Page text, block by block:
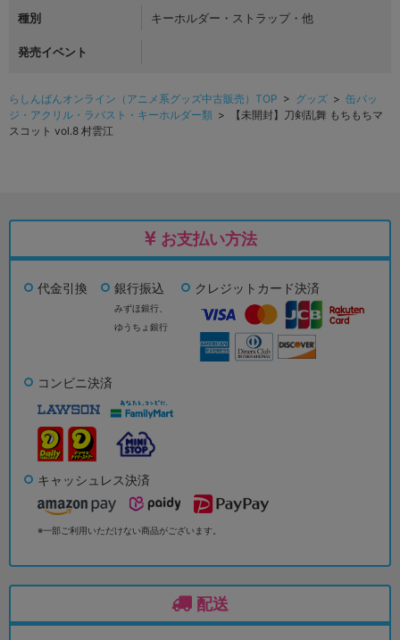
種別 キーホルダー・ストラップ・他
発売イベント
らしんばんオンライン（アニメ系グッズ中古販売）TOP > グッズ > 缶バッ
ジ・アクリル・ラバスト・キーホルダー類 > 【未開封】刀剣乱舞 もちもちマ
スコット vol.8 村雲江
お支払い方法
代金引換 銀行振込
みずほ銀行、
ゆうちょ銀行
クレジットカード決済
コンビニ決済
キャッシュレス決済
※一部ご利用いただけない商品がございます。
配送